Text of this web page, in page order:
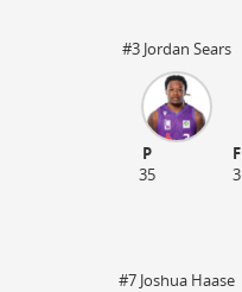
#3 Jordan Sears
P
F
35
3
#7 Joshua Haase